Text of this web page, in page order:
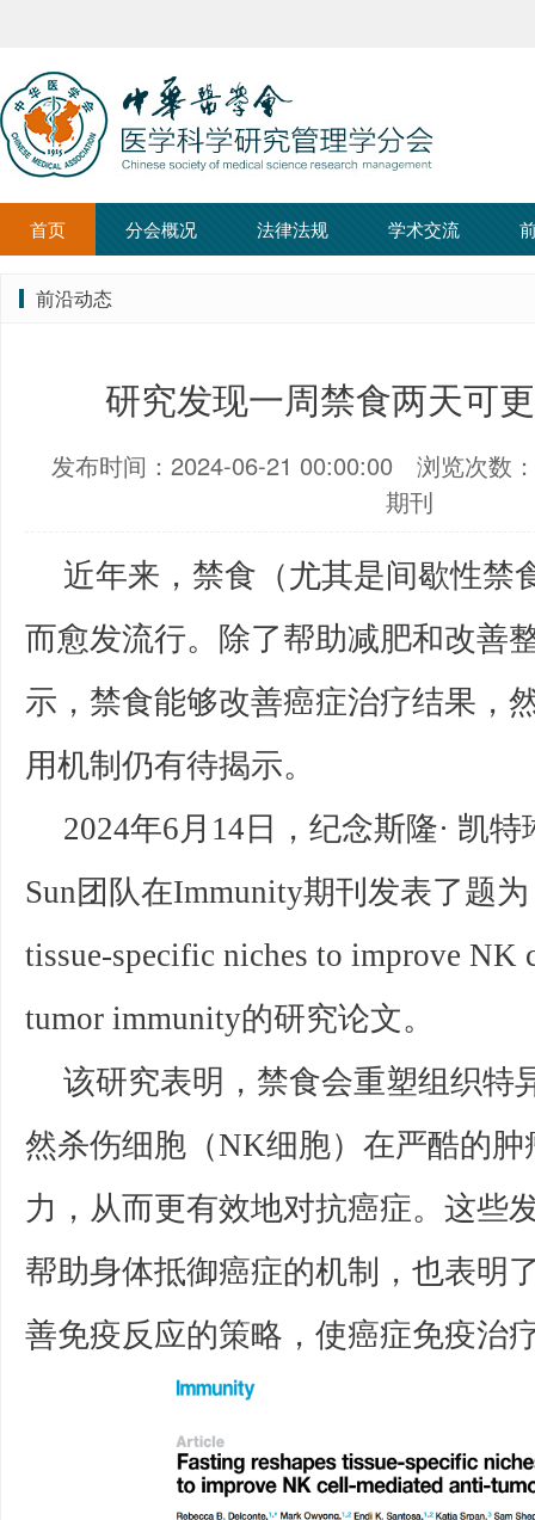
首页 分会概况 法律法规 学术交流
前沿动态
研究发现一周禁食两天可
发布时间：2024-06-21 00:00:00
浏览次数
期刊
近年来，禁食（尤其是间歇性禁
而愈发流行。除了帮助减肥和改善
示，禁食能够改善癌症治疗结果，
用机制仍有待揭示。
2024年6月14日，纪念斯隆· 凯特
Sun团队在Immunity期刊发表了题为
tissue-specific niches to improve NK
tumor immunity的研究论文。
该研究表明，禁食会重塑组织特
然杀伤细胞（NK细胞）在严酷的
力，从而更有效地对抗癌症。这些
帮助身体抵御癌症的机制，也表明
善免疫反应的策略，使癌症免疫治